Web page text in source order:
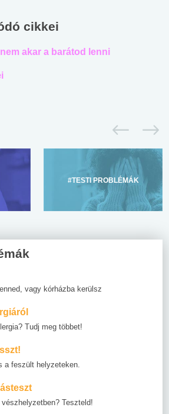
cikkei
akar a barátod lenni
#TESTI PROBLÉMÁK
vagy kórházba kerülsz
Tudj meg többet!
a feszült helyzeteken.
Teszteld!